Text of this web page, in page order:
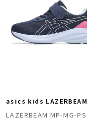
asics kids LAZERBEAM
LAZERBEAM MP-MG-PS